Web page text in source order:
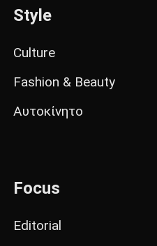
Style
Culture
Fashion & Beauty
Αυτοκίνητο
Focus
Editorial